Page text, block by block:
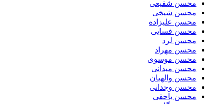
محسن شفیعی
محسن شیخی
محسن علیزاده
محسن فسایی
محسن لرد
محسن مهراد
محسن موسوی
محسن میدانی
محسن والهیان
محسن وجدانی
محسن یاحقی